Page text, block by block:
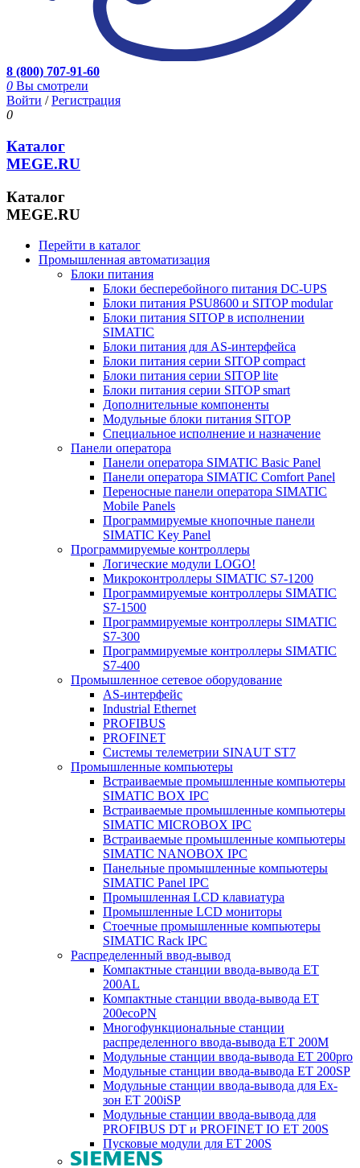
8 (800) 707-91-60
0 Вы смотрели
Войти /Регистрация
0
Каталог
MEGE.RU
Каталог
MEGE.RU
Перейти в каталог
Промышленная автоматизация
Блоки питания
Блоки бесперебойного питания DC-UPS
Блоки питания PSU8600 и SITOP modular
Блоки питания SITOP в исполнении
SIMATIC
Блоки питания для AS-интерфейса
Блоки питания серии SITOP compact
Блоки питания серии SITOP lite
Блоки питания серии SITOP smart
Дополнительные компоненты
Модульные блоки питания SITOP
Специальное исполнение и назначение
Панели оператора
Панели оператора SIMATIC Basic Panel
Панели оператора SIMATIC Comfort Panel
Переносные панели оператора SIMATIC
Mobile Panels
Программируемые кнопочные панели
SIMATIC Key Panel
Программируемые контроллеры
Логические модули LOGO!
Микроконтроллеры SIMATIC S7-1200
Программируемые контроллеры SIMATIC
S7-1500
Программируемые контроллеры SIMATIC
S7-300
Программируемые контроллеры SIMATIC
S7-400
Промышленное сетевое оборудование
AS-интерфейс
Industrial Ethernet
PROFIBUS
PROFINET
Системы телеметрии SINAUT ST7
Промышленные компьютеры
Встраиваемые промышленные компьютеры
SIMATIC BOX IPC
Встраиваемые промышленные компьютеры
SIMATIC MICROBOX IPC
Встраиваемые промышленные компьютеры
SIMATIC NANOBOX IPC
Панельные промышленные компьютеры
SIMATIC Panel IPC
Промышленная LCD клавиатура
Промышленные LCD мониторы
Стоечные промышленные компьютеры
SIMATIC Rack IPC
Распределенный ввод-вывод
Компактные станции ввода-вывода ET
200AL
Компактные станции ввода-вывода ET
200ecoPN
Многофункциональные станции
распределенного ввода-вывода ET 200M
Модульные станции ввода-вывода ET 200pro
Модульные станции ввода-вывода ET 200SP
Модульные станции ввода-вывода для Ex-
зон ET 200iSP
Модульные станции ввода-вывода для
PROFIBUS DT и PROFINET IO ET 200S
Пусковые модули для ET 200S